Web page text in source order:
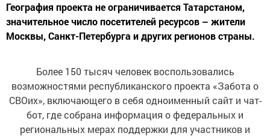
География проекта не ограничивается Татарстаном,
значительное число посетителей ресурсов – жители
Москвы, Санкт-Петербурга и других регионов страны.
Более 150 тысяч человек воспользовались
возможностями республиканского проекта «Забота о
СВОих», включающего в себя одноименный сайт и чат-
бот, где собрана информация о федеральных и
региональных мерах поддержки для участников и